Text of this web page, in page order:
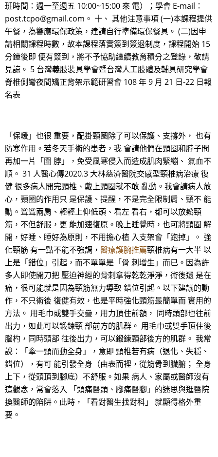
班時間：週一至週五 10:00~15:00 來 電）；學會 E-mail：
post.tcpo@gmail.com。 十、 其他注意事項 (一)本課程提供
午餐，為響應環保政策，建請自行準備環保餐具。 (二)因申
請相關課程時數，故本課程落實簽到簽退制度，課程開始 15
分鐘後即 便有簽到，將不予協助繼續教育積分之登錄，敬請
見諒。 5 台灣義肢裝具學會暨台灣人工肢體及輔具研究學會
脊椎側彎夜間矯正背架示範研習會 108 年 9 月 21 日-22 日報
名表
「保暖」也很 重要，配掛頸圈除了可以保護、支撐外， 也有
防寒作用。若冬天手術的患者，我 會請他們在頸圈和脖子間
再加一片「圍 脖」，免受風寒侵入而造成肌肉緊繃、 氣血不
順。 31 人醫心傳2020.3 大林慈濟醫院交感型頸椎病治療 復
健 很多病人開完頸椎、戴上頸圈就不敢 亂動。我會請病人放
心，頸圈的作用只 是保護、提醒，不是完全限制肩、頸不 能
動。聳聳兩肩、輕輕上仰低頭、看左 看右，都可以放鬆頸
筋，不但舒服，更 能加速復原。晚上睡覺時，也可將頸圈 解
開，好睡、睡好為原則，不用擔心植 入支架會「跑掉」。 強
化頸筋 有一點不能不強調， 醫療護腕推薦頸椎病有一大半 以
上是「錯位」引起，而不單單是「骨 刺增生」而已。因為許
多人即使開刀把 壓迫神經的骨刺拿得乾乾淨淨，術後還 是在
痛，很可能就是因為頸筋無力導致 錯位引起。以下建議的動
作，不只術後 復健有效，也是平時強化頸筋最簡單而 實用的
方法。 用毛巾或雙手交疊，用力頂住前額， 同時頭部也往前
出力，如此可以鍛鍊頸 部前方的肌群。 用毛巾或雙手頂住後
腦杓，同時頭部 往後出力，可以鍛鍊頸部後方的肌群。 我常
說：「牽一頸而動全身」，意即 頸椎若有病（退化、失穩、
錯位），有可 能引發全身（由表而裡，從筋骨到臟腑； 全身
上下，從頭頂到腳底）不舒服。如果 病人、家屬或醫師沒有
這觀念，常會落入 「頭痛醫頭、腳痛醫腳」的迷思與逛醫院
換醫師的陷阱。此時，「看對醫生找對科」 就顯得格外重
要。